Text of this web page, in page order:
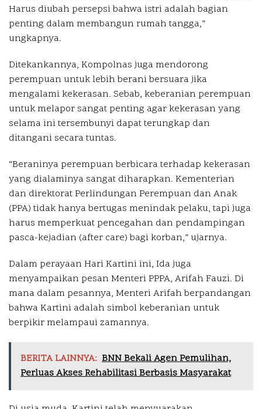
Harus diubah persepsi bahwa istri adalah bagian
penting dalam membangun rumah tangga,”
ungkapnya.
Ditekankannya, Kompolnas juga mendorong
perempuan untuk lebih berani bersuara jika
mengalami kekerasan. Sebab, keberanian perempuan
untuk melapor sangat penting agar kekerasan yang
selama ini tersembunyi dapat terungkap dan
ditangani secara tuntas.
“Beraninya perempuan berbicara terhadap kekerasan
yang dialaminya sangat diharapkan. Kementerian
dan direktorat Perlindungan Perempuan dan Anak
(PPA) tidak hanya bertugas menindak pelaku, tapi juga
harus memperkuat pencegahan dan pendampingan
pasca-kejadian (after care) bagi korban,” ujarnya.
Dalam perayaan Hari Kartini ini, Ida juga
menyampaikan pesan Menteri PPPA, Arifah Fauzi. Di
mana dalam pesannya, Menteri Arifah berpandangan
bahwa Kartini adalah simbol keberanian untuk
berpikir melampaui zamannya.
BERITA LAINNYA: BNN Bekali Agen Pemulihan,
Perluas Akses Rehabilitasi Berbasis Masyarakat